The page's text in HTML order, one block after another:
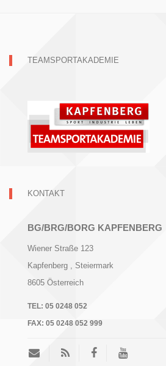
TEAMSPORTAKADEMIE
KONTAKT
BG/BRG/BORG KAPFENBERG
Wiener Straße 123
Kapfenberg , Steiermark
8605 Österreich
TEL: 05 0248 052
FAX: 05 0248 052 999